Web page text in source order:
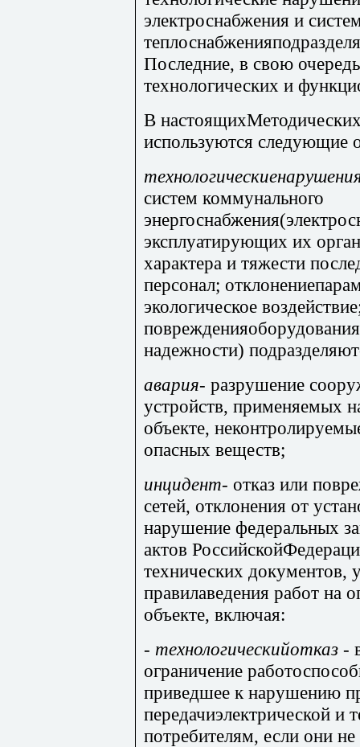
электроснабжения и
Последние, в свою
технологических и
В
используются следующие
систем коммунального
эксплуатирующих их
характера и тяжести
персонал;
экологическое
надежности)
авария- разрушение
устройств, применяемых
объекте,
опасных веществ;
инцидент- отказ или
сетей, отклонения от
нарушение федеральных
актов
технических документов,
правилаведения работ на
объекте, включая:
- технологическийотказ -
ограничение
приведшее к нарушению
передачиэлектрической и
потребителям, если они